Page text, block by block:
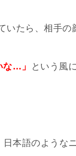
いたら、相手の
な…」 という風
本語のような